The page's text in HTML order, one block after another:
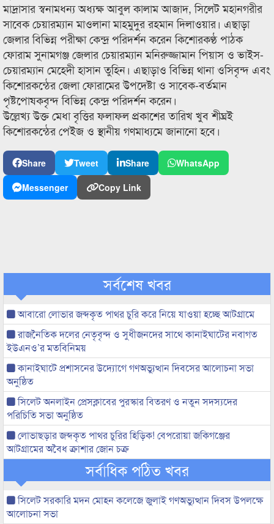
মাদ্রাসার স্বনামধন্য অধ্যক্ষ আবুল কালাম আজাদ, সিলেট মহানগরীর
সাবেক চেয়ারম্যান মাওলানা মাহমুদুর রহমান দিলাওয়ার। এছাড়া
জেলার বিভিন্ন পরীক্ষা কেন্দ্র পরিদর্শন করেন কিশোরকণ্ঠ পাঠক
ফোরাম সুনামগঞ্জ জেলার চেয়ারম্যান মনিরুজ্জামান পিয়াস ও ভাইস-
চেয়ারম্যান মেহেদী হাসান তুহিন। এছাড়াও বিভিন্ন থানা ওসিবৃন্দ এবং
কিশোরকন্ঠের জেলা ফোরামের উপদেষ্টা ও সাবেক-বর্তমান
পৃষ্টপোষকবৃন্দ বিভিন্ন কেন্দ্র পরিদর্শন করেন।
উল্লেখ্য উক্ত মেধা বৃত্তির ফলাফল প্রকাশের তারিখ খুব শীঘ্রই
কিশোরকন্ঠের পেইজ ও স্থানীয় গণমাধ্যমে জানানো হবে।
Share Tweet Share
WhatsApp
Messenger
Copy Link
সর্বশেষ খবর
আবারো লোভার জব্দকৃত পাথর চুরি করে নিয়ে যাওয়া হচ্ছে আটগ্রামে
রাজনৈতিক দলের নেতৃবৃন্দ ও সুধীজনদের সাথে কানাইঘাটের নবাগত
ইউএনও’র মতবিনিময়
কানাইঘাটে প্রশাসনের উদ্যোগে গণঅভ্যুত্থান দিবসের আলোচনা সভা
অনুষ্ঠিত
সিলেট অনলাইন প্রেসক্লাবের পুরস্কার বিতরণ ও নতুন সদস্যদের
পরিচিতি সভা অনুষ্ঠিত
লোভাছড়ার জব্দকৃত পাথর চুরির হিড়িক! বেপরোয়া জকিগঞ্জের
আটগ্রামের অবৈধ ক্রাশার জোন চক্র
সর্বাধিক পঠিত খবর
সিলেট সরকারি মদন মোহন কলেজে জুলাই গণঅভ্যুত্থান দিবস উপলক্ষে
আলোচনা সভা